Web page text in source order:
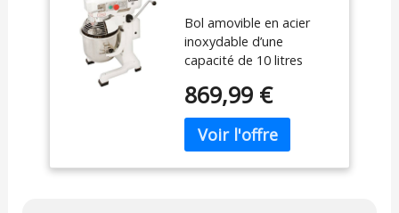
Professionnel de
10L 550W 3
Accessoires
Pâtisserie
Bol amovible en acier
inoxydable d’une
capacité de 10 litres
vitesses ajustables pour
différents niveau de
mélanges 3 accessoires
inclus (crochet pétrisseur
– Batteur – Fouet)
869,99 €